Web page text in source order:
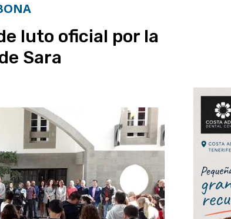
luto oficial por la
Sara